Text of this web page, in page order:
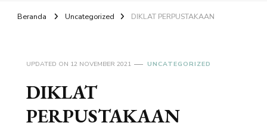
Beranda Uncategorized DIKLAT PERPUSTAKAAN
UPDATED ON 12 NOVEMBER 2021 UNCATEGORIZED
DIKLAT
PERPUSTAKAAN